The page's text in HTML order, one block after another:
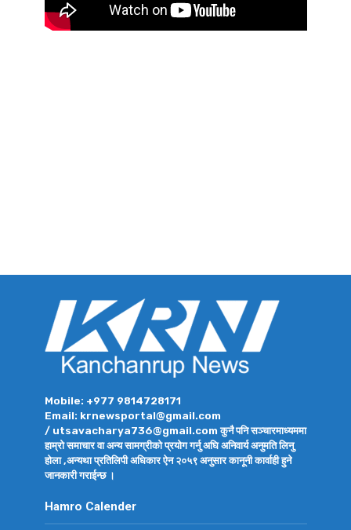
Mobile: +977 9814728171
Email: krnewsportal@gmail.com
/ utsavacharya736@gmail.com कुनै पनि सञ्चारमाध्यममा
हाम्रो समाचार वा अन्य सामग्रीको प्रयोग गर्नु अघि अनिवार्य अनुमति लिनु
होला ,अन्यथा प्रतिलिपी अधिकार ऐन २०५९ अनुसार कानूनी कार्वाही हुने
जानकारी गराईन्छ ।
Hamro Calender